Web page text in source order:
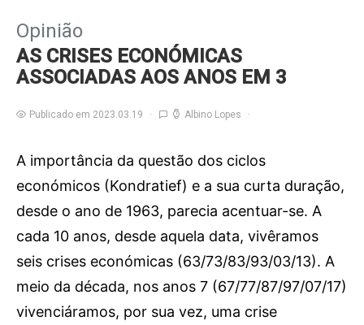
Opinião
AS CRISES ECONÓMICAS
ASSOCIADAS AOS ANOS EM 3
Publicado em 2023.03.19 Albino Lopes
A importância da questão dos ciclos
económicos (Kondratief) e a sua curta duração,
desde o ano de 1963, parecia acentuar-se. A
cada 10 anos, desde aquela data, vivêramos
seis crises económicas (63/73/83/93/03/13). A
meio da década, nos anos 7 (67/77/87/97/07/17)
vivenciáramos, por sua vez, uma crise